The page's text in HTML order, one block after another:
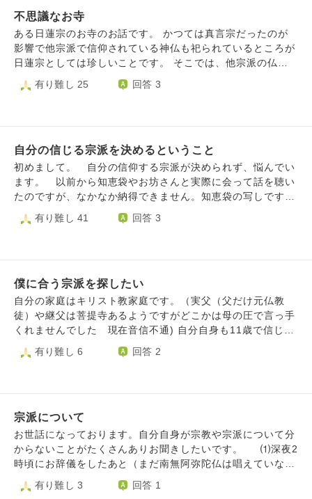
いのですが、勝手に信仰しても大丈夫でしょうか？真言宗の
お寺に相談に行った方が良いでしょうか？ また、お寺で空
海様や覚鑁様の勉強会など行っている所など有りますでしょ
うか？ 個人的には真言宗のお坊さんの勉強などもしたいと
不思議なお寺
ある日蓮宗のお寺のお話です。 かつては真言宗だったのが
影響で他宗派で信仰されている神仏も祀られているところが
日蓮宗としては珍しいことです。 そこでは、他宗派の仏具
や他宗派で信仰されている仏像、他宗派の位牌の開眼供養も
引き受けて下さいます。 例えば、法華経による木剣加持で
私は真言宗の信者ですが、他宗派のお寺や他宗派で開眼され
た仏像も金剛合掌をして真言を唱えていましたが、後からな
んだか気になり始めました。
有り難し 25 回答 3
自分の信じる宗派を決めるということ
初めまして。 自分の信仰する宗派が決められず、悩んでい
ます。 以前から知恵袋やお坊さんと実際に会って話を聴い
たのですが、なかなか納得できません。知恵袋の写しですが
ご指南頂けたら幸いです。 私は信州住みの高校生で、家
の宗派は浄土宗西山派(亡き祖父が山寺の住職だった)で母方
いと感じています。空海様、良忍様、明恵様、覚鑁様、道範
様、木食弾誓様、弁栄様などを尊敬、教えを学びたいと思っ
ています。 実は以前大正大学への進学計画がありました。
近所の天台寺に弟子入りするか、母方の智山寺へお願いし
度は見送りました。結局、•興味があるだけでは食べていけ
た。 興味のあるジャンルはかなり絞れていて、各宗派の教
えもザックリと把握してはいるのですが、民間信仰の篤い弘
法大師が良いかと思えば、地元に寺が多くあり、雰囲気が良
い天台が良さそうと思ったり、教学は東密の方が一枚上らし
し、でも宮坂宥洪先生にお会いした時智山でも南無阿弥陀仏
有り難し 41 回答 3
僕に合う宗派を探したい
自分の家庭はキリスト教家庭です。（実父（父だけ元仏教
徒）や継父は菩提寺あるようですがどこかは母の圧で言っ手
くれませんでした 現在音信不通) 自分自身も11歳で信じて
いましたが、うちの家庭が信じやすい家庭だからって牧師達
がやりたい放題にめちゃくちゃな制限や指導（学校関係など
たアニメの「一休さん」や京都奈良の修学旅行を通して仏教
に興味を持ちました。 ただ、大人になるまでは母が監視し
ていた為遠くて動けず、家を追い出されてから自由に信仰で
きるようになったので、この機会に僕が本当に信仰できる仏
.色々な宗派の講座を受講したいと考えてるのですがそれは
有り難し 6 回答 2
宗派について
お世話になっております。自分自身が宗教や宗派について分
からないことがたくさんありお聞きしたいです。 ⑴深夜2
時頃にお辞儀をしたあと（まだ南無阿弥陀仏は唱えていな
い）丑三つ時に唱えていいのか分からず2:30以降に再開しま
した。（家族が起きてきたので洗面所に移動）以前、いつで
有り難し 3 回答 1